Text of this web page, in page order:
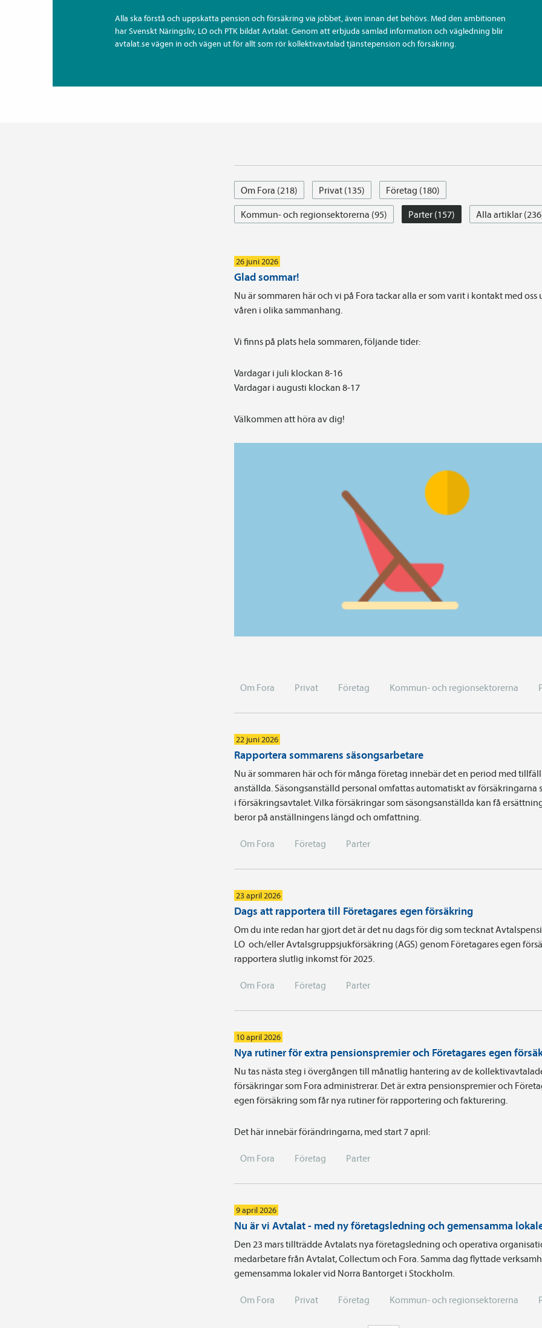
Alla ska förstå och uppskatta pension och försäkring via jobbet, även innan det behövs. Med den ambitionen
har Svenskt Näringsliv, LO och PTK bildat Avtalat. Genom att erbjuda samlad information och vägledning blir
avtalat.se vägen in och vägen ut för allt som rör kollektiv­avtalad tjänste­pension och försäkring.
Om Fora (218) Privat (135)
Företag (180)
Kommun- och regionsektorerna (95)
Parter (157) Alla artiklar
26 juni 2026
Glad sommar!
Nu är sommaren här och vi på Fora tackar alla er som varit i kontakt med
våren i olika sammanhang.
Vi finns på plats hela sommaren, följande tider:
Vardagar i juli klockan 8-16
Vardagar i augusti klockan 8-17
Välkommen att höra av dig!
Om Fora Privat Företag Kommun- och regionsektorerna
22 juni 2026
Rapportera sommarens säsongsarbetare
Nu är sommaren här och för många företag innebär det en period med
anställda. Säsongsanställd personal omfattas automatiskt av försäkringarna
i försäkringsavtalet. Vilka försäkringar som säsongsanställda kan få
beror på anställningens längd och omfattning.
Om Fora Företag Parter
23 april 2026
Dags att rapportera till Företagares egen försäkring
Om du inte redan har gjort det är det nu dags för dig som tecknat
LO och/eller Avtalsgruppsjukförsäkring (AGS) genom Företagares egen
rapportera slutlig inkomst för 2025.
Om Fora Företag Parter
10 april 2026
Nya rutiner för extra pensionspremier och Företagares egen
Nu tas nästa steg i övergången till månatlig hantering av de
försäkringar som Fora administrerar. Det är extra pensionspremier och
egen försäkring som får nya rutiner för rapportering och fakturering.
Det här innebär förändringarna, med start 7 april:
Om Fora Företag Parter
9 april 2026
Nu är vi Avtalat - med ny företagsledning och gemensamma
Den 23 mars tillträdde Avtalats nya företagsledning och operativa
medarbetare från Avtalat, Collectum och Fora. Samma dag flyttade
gemensamma lokaler vid Norra Bantorget i Stockholm.
Om Fora Privat Företag Kommun- och regionsektorerna